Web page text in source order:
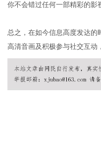
你不会错过任何一部精彩的影
总之，在如今信息高度发达
高清音画及积极参与社交互动